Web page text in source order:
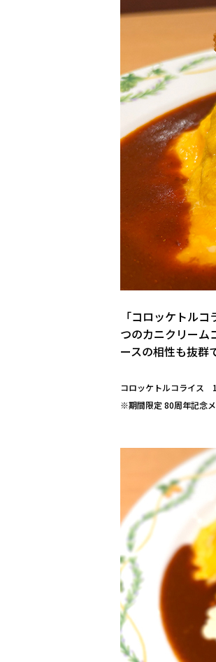
「コロッケトル
つのカニクリーム
ースの相性も抜群
コロッケトルコライス
※期間限定 80周年記念